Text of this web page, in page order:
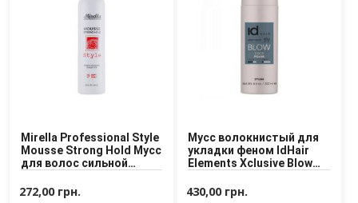
Mirella Professional Style
Mousse Strong Hold Мусс
для волос сильной
272,00 грн.
Мусс волокнистый для
укладки феном IdHair
Elements Xclusive Blow
430,00 грн.